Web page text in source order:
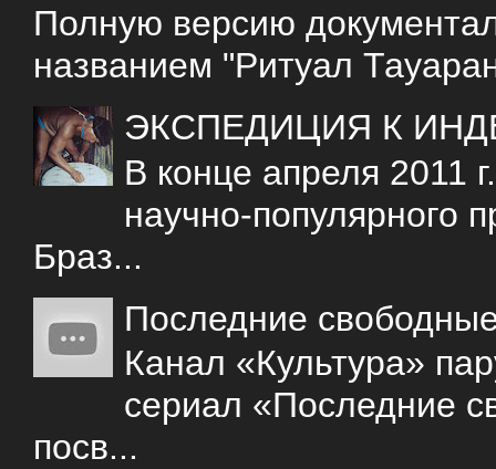
Полную версию
названием "Ритуал
ЭКСПЕДИЦИЯ К
В конце апреля 2011
научно-популярного
Браз...
Последние
Канал «Культура»
сериал «Последние
посв...